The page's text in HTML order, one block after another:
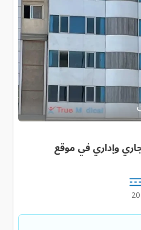
وإداري في موقع
20